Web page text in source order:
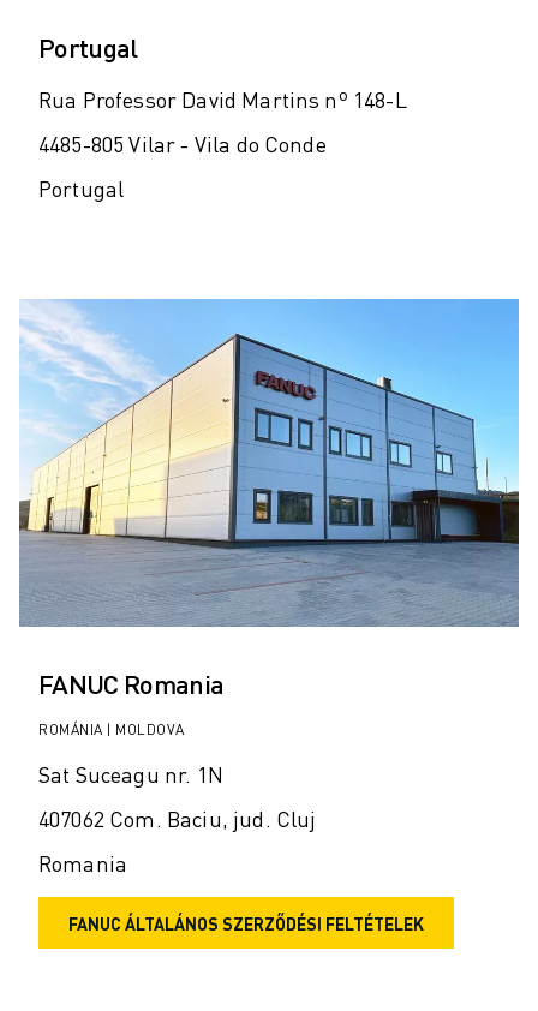
Portugal
Rua Professor David Martins nº 148-L
4485-805 Vilar - Vila do Conde
Portugal
FANUC Romania
ROMÁNIA | MOLDOVA
Sat Suceagu nr. 1N
407062 Com. Baciu, jud. Cluj
Romania
FANUC ÁLTALÁNOS SZERZŐDÉSI FELTÉTELEK